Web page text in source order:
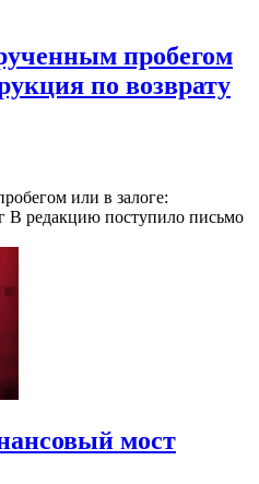
пробегом
по возврату
или в залоге:
В редакцию поступило письмо
мост